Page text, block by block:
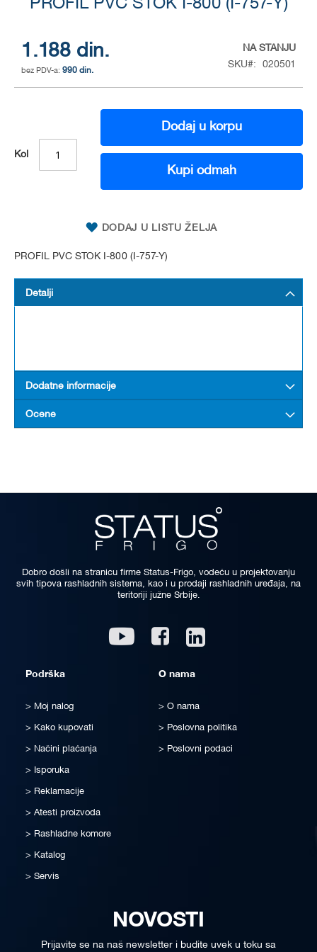
PROFIL PVC STOK I-800 (I-757-Y)
1.188 din.
990 din.
NA STANJU
SKU
020501
Kol
Dodaj u korpu
Kupi odmah
DODAJ U LISTU ŽELJA
PROFIL PVC STOK I-800 (I-757-Y)
of
the
images
gallery
Detalji
Dodatne informacije
Ocene
Dobro došli na stranicu firme Status-Frigo, vodeću u projektovanju
svih tipova rashladnih sistema, kao i u prodaji rashladnih uređaja, na
teritoriji južne Srbije.
Youtube Facebook
Podrška
Moj nalog
Kako kupovati
Načini plaćanja
Isporuka
Reklamacije
Atesti proizvoda
Rashladne komore
Katalog
Servis
O nama
O nama
Poslovna politika
Poslovni podaci
NOVOSTI
Prijavite se na naš newsletter i budite uvek u toku sa